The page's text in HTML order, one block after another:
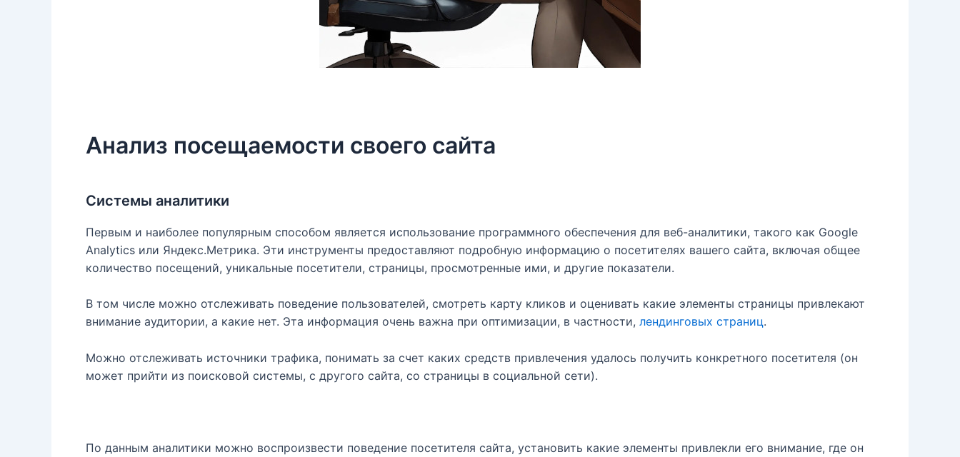
Анализ посещаемости своего сайта
Системы аналитики
Первым и наиболее популярным способом является использование программного обеспечения для веб-аналитики, такого как Google
Analytics или Яндекс.Метрика. Эти инструменты предоставляют подробную информацию о посетителях вашего сайта, включая общее
количество посещений, уникальные посетители, страницы, просмотренные ими, и другие показатели.
В том числе можно отслеживать поведение пользователей, смотреть карту кликов и оценивать какие элементы страницы привлекают
внимание аудитории, а какие нет. Эта информация очень важна при оптимизации, в частности, лендинговых страниц.
Можно отслеживать источники трафика, понимать за счет каких средств привлечения удалось получить конкретного посетителя (он
может прийти из поисковой системы, с другого сайта, со страницы в социальной сети).
По данным аналитики можно воспроизвести поведение посетителя сайта, установить какие элементы привлекли его внимание, где он